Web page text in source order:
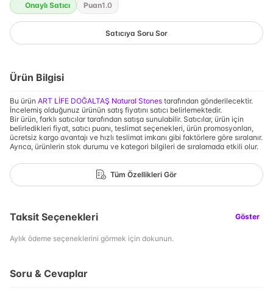
Onaylı Satıcı Puan1.0
Satıcıya Soru Sor
Ürün Bilgisi
Bu ürün ART LİFE DOĞALTAŞ Natural Stones tarafından gönderilecektir.
İncelemiş olduğunuz ürünün satış fiyatını satıcı belirlemektedir.
Bir ürün, farklı satıcılar tarafından satışa sunulabilir. Satıcılar, ürün için
belirledikleri fiyat, satıcı puanı, teslimat seçenekleri, ürün promosyonları,
ücretsiz kargo avantajı ve hızlı teslimat imkanı gibi faktörlere göre sıralanır.
Ayrıca, ürünlerin stok durumu ve kategori bilgileri de sıralamada etkili olur.
Tüm Özellikleri Gör
Taksit Seçenekleri Göster
Aylık ödeme seçeneklerini görmek için dokunun.
Soru & Cevaplar